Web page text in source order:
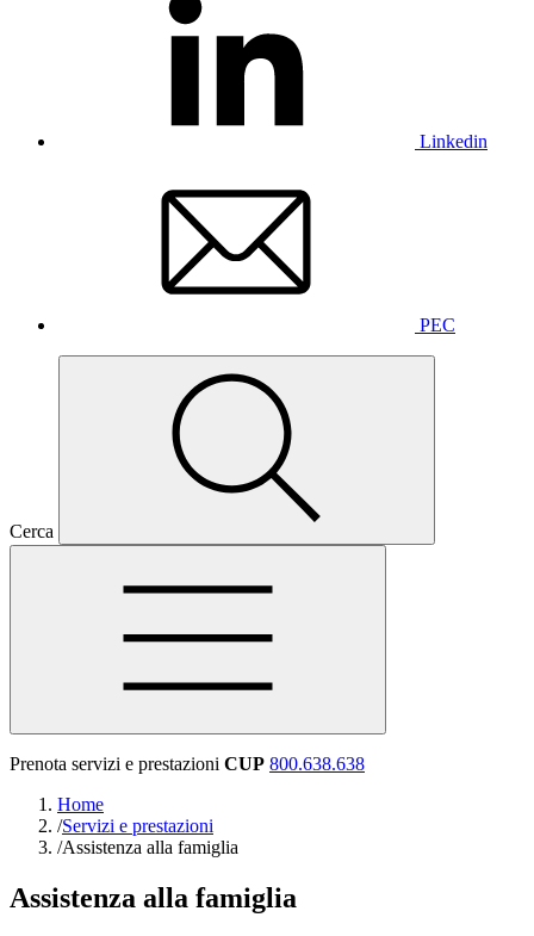
Linkedin
PEC
Cerca
Prenota servizi e prestazioni CUP 800.638.638
Home
/Servizi e prestazioni
/Assistenza alla famiglia
Assistenza alla famiglia